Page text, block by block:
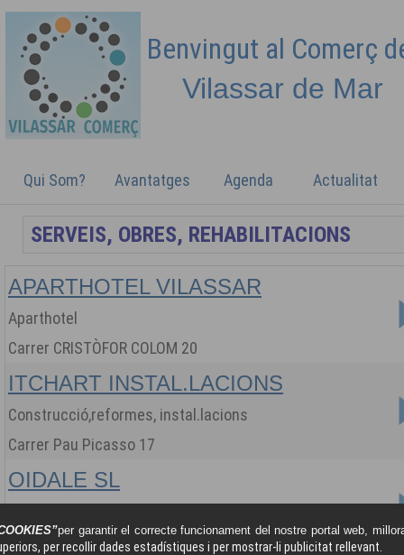
Benvingut al Comerç
Vilassar de Mar
Qui Som? Avantatges Agenda Actualitat
APARTHOTEL VILASSAR
Aparthotel
Carrer CRISTÒFOR COLOM 20
ITCHART INSTAL.LACIONS
Construcció,reformes, instal.lacions
Carrer Pau Picasso 17
OIDALE SL
Carrer Narcis monturiol 66
per garantir el correcte funcionament del nostre portal web,
per recollir dades estadístiques i per mostrar-li publicitat rellevant.